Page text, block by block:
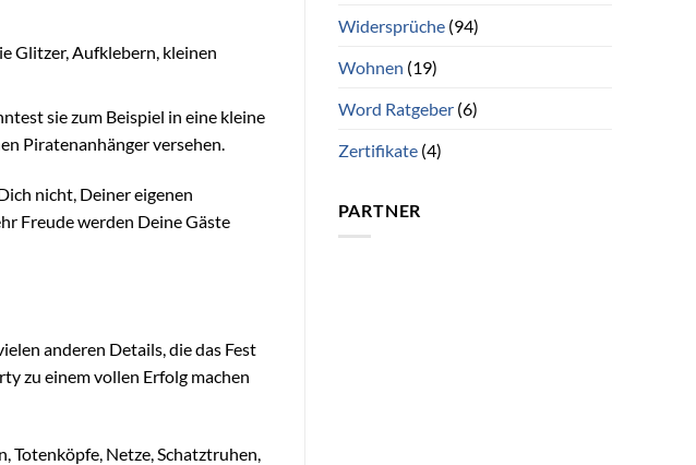
Glitzer, Aufklebern, kleinen
sie zum Beispiel in eine kleine
Piratenanhänger versehen.
nicht, Deiner eigenen
Freude werden Deine Gäste
anderen Details, die das Fest
zu einem vollen Erfolg machen
Netze, Schatztruhen,
Widersprüche(94)
Wohnen (19)
Word Ratgeber(6)
Zertifikate(4)
PARTNER